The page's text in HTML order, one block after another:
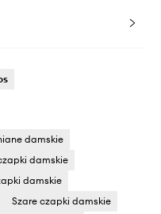
damskie
damskie
damskie
Szare czapki damskie